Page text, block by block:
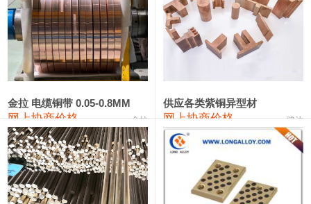
磷铜合金 110,800—117,600 114,200 400
无氧铜丝(硬) 109,710—110,010 109,860
R410A专用紫铜管 113,700—113,700
铸造铝合金锭(A380） 26,300—26,500 26,400 100
铝合金ADC12 24,200—24,400 100
铸造铝合金锭(ZL102) 24,300—24,500 24,400
金拉 电缆铜带 0.05-0.8MM
网上协商价格 金拉
供应各类紫铜异型材
网上协商价格 骏达